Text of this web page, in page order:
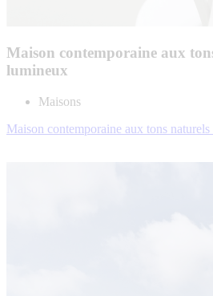
Maison contemporaine aux
lumineux
Maisons
Maison contemporaine aux tons naturels